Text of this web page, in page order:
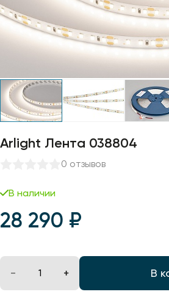
Arlight Лента 038804
0 отзывов
В наличии
28 290 ₽
В
Профили для ленты
Лампочки